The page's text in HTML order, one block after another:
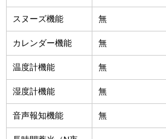
スヌーズ機能 無
カレンダー機能 無
温度計機能 無
湿度計機能 無
音声報知機能 無